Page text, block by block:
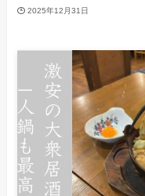
2025年12月31日